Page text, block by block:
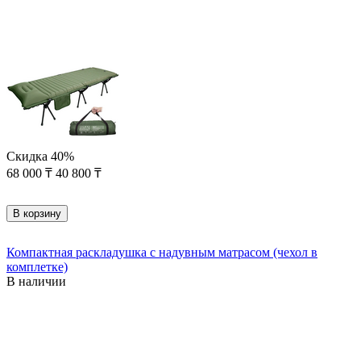
Скидка 40%
68 000 ₸ 40 800 ₸
В корзину
Компактная раскладушка с надувным матрасом (чехол в
комплетке)
В наличии